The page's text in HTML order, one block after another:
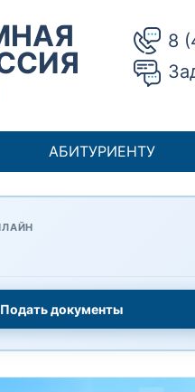
8
АБИТУРИЕНТУ
Подать документы